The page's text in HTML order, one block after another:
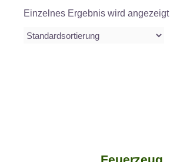
Einzelnes Ergebnis wird angezeigt